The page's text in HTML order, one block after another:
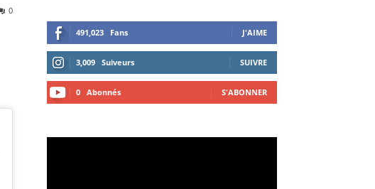
0
491,023 Fans J'AIME
3,009 Suiveurs SUIVRE
0 Abonnés S'ABONNER